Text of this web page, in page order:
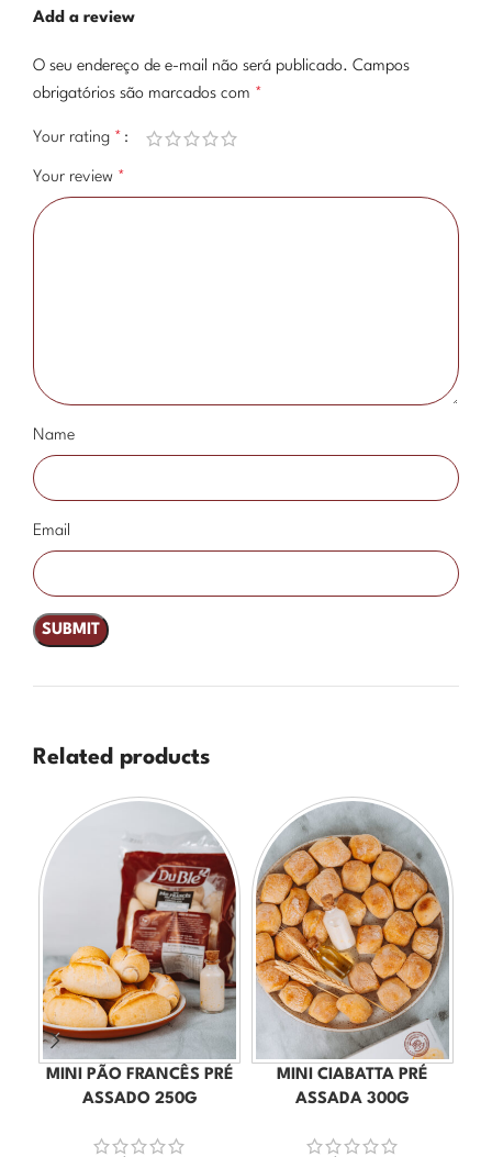
Add a review
O seu endereço de e-mail não será publicado. Campos
obrigatórios são marcados com *
Your rating *
Your review *
Name
Email
Related products
MINI PÃO FRANCÊS PRÉ
ASSADO 250G
MINI CIABATTA PRÉ
ASSADA 300G